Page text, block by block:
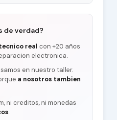
de verdad?
real con +20 años
electronica.
en nuestro taller.
a nosotros tambien
ni creditos, ni monedas
.